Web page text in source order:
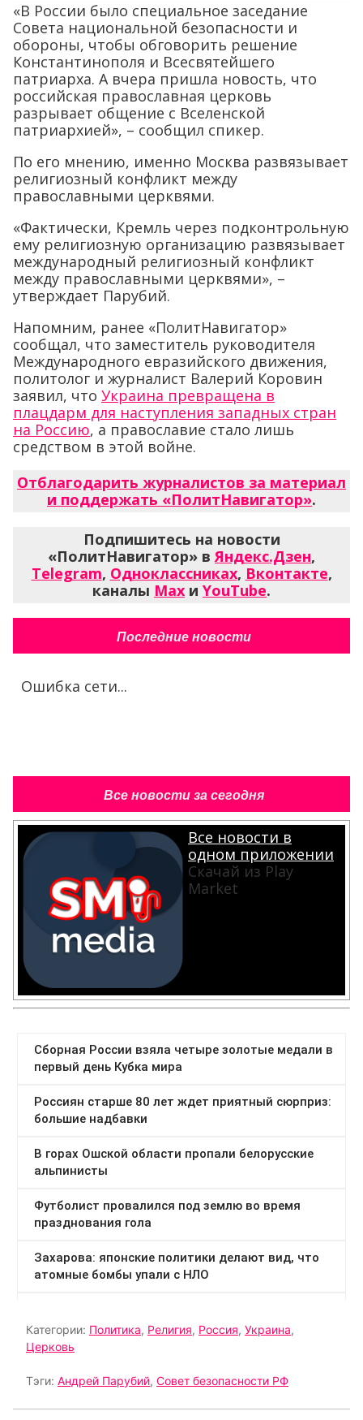
«В России было специальное заседание
Совета национальной безопасности и
обороны, чтобы обговорить решение
Константинополя и Всесвятейшего
патриарха. А вчера пришла новость, что
российская православная церковь
разрывает общение с Вселенской
патриархией», – сообщил спикер.
По его мнению, именно Москва развязывает
религиозный конфликт между
православными церквями.
«Фактически, Кремль через подконтрольную
ему религиозную организацию развязывает
международный религиозный конфликт
между православными церквями», –
утверждает Парубий.
Напомним, ранее «ПолитНавигатор»
сообщал, что заместитель руководителя
Международного евразийского движения,
политолог и журналист Валерий Коровин
заявил, что Украина превращена в
плацдарм для наступления западных стран
на Россию, а православие стало лишь
средством в этой войне.
Отблагодарить журналистов за материал
и поддержать «ПолитНавигатор».
Подпишитесь на новости
«ПолитНавигатор» вЯндекс.Дзен,
Telegram, Одноклассниках, Вконтакте,
каналы Max и YouTube.
Последние новости
Ошибка сети...
Все новости за сегодня
Все новости в
одном приложении
Скачай из Play
Market
Категории: Политика, Религия, Россия, Украина,
Церковь
Тэги: Андрей Парубий, Совет безопасности РФ